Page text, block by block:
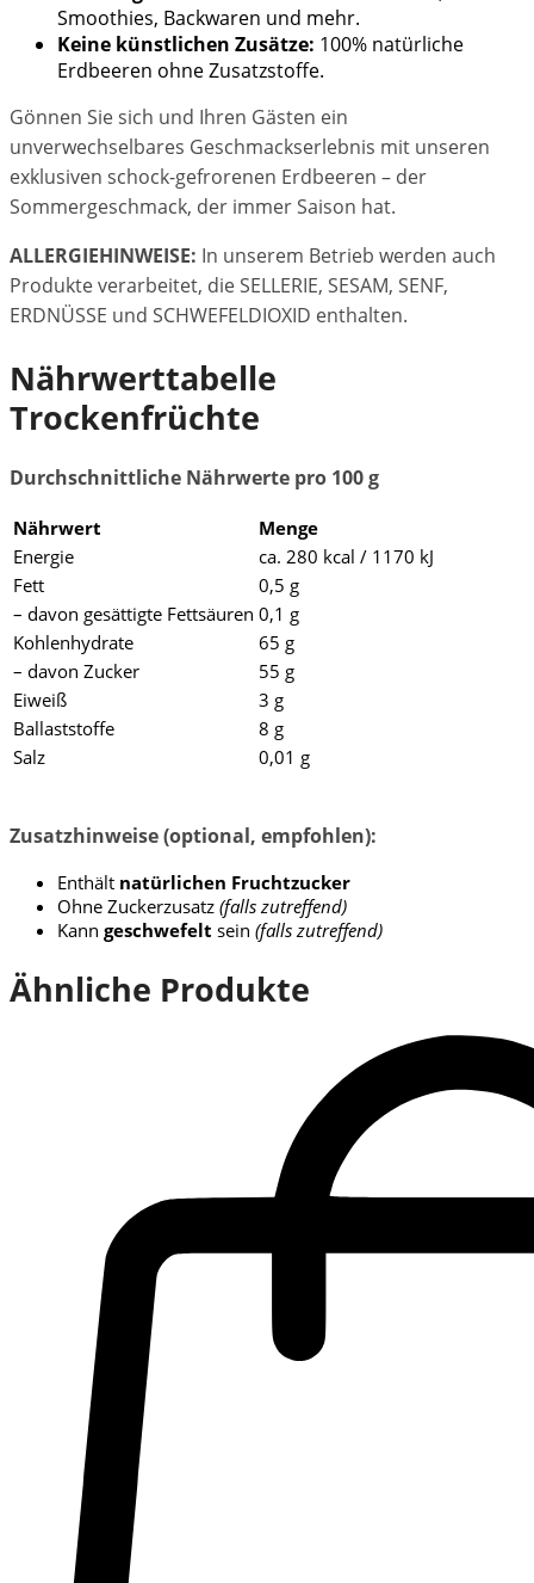
Smoothies, Backwaren und mehr.
Keine künstlichen Zusätze: 100% natürliche
Erdbeeren ohne Zusatzstoffe.
Gönnen Sie sich und Ihren Gästen ein
unverwechselbares Geschmackserlebnis mit unseren
exklusiven schock-gefrorenen Erdbeeren – der
Sommergeschmack, der immer Saison hat.
ALLERGIEHINWEISE: In unserem Betrieb werden auch
Produkte verarbeitet, die SELLERIE, SESAM, SENF,
ERDNÜSSE und SCHWEFELDIOXID enthalten.
Nährwerttabelle
Trockenfrüchte
Durchschnittliche Nährwerte pro 100 g
Nährwert
Menge
Energie
ca. 280 kcal / 1170 kJ
Fett
0,5 g
– davon gesättigte Fettsäuren 0,1 g
Kohlenhydrate
65 g
– davon Zucker
55 g
Eiweiß
3 g
Ballaststoffe
8 g
Salz
0,01 g
Zusatzhinweise (optional, empfohlen):
Enthält natürlichen Fruchtzucker
Ohne Zuckerzusatz (falls zutreffend)
Kann geschwefelt sein (falls zutreffend)
Ähnliche Produkte